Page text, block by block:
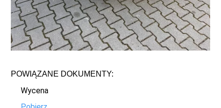
POWIĄZANE DOKUMENTY:
Wycena